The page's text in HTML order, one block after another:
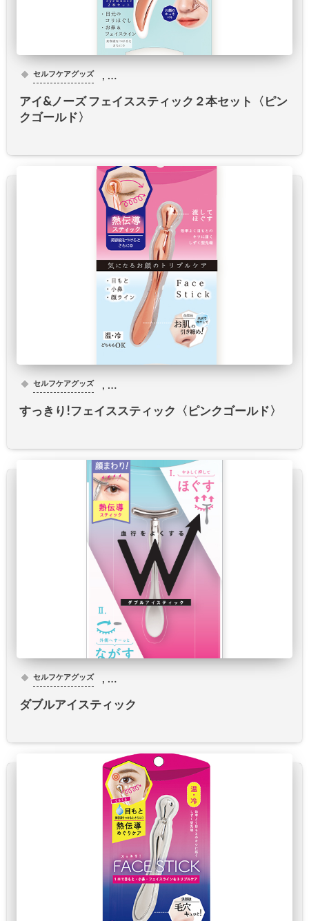
セルフケアグッズ , …
アイ&ノーズ フェイススティック２本セット〈ピン
クゴールド〉
セルフケアグッズ , …
すっきり!フェイススティック〈ピンクゴールド〉
セルフケアグッズ , …
ダブルアイスティック